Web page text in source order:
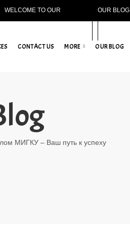
WELCOME TO OUR OUR BLOG
CONTACT US MORE OUR BLOG
МИГКУ – Ваш путь к успеху